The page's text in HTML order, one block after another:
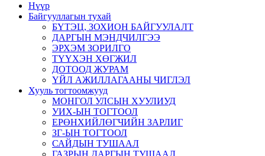
Нүүр
Байгууллагын тухай
БҮТЭЦ, ЗОХИОН БАЙГУУЛАЛТ
ДАРГЫН МЭНДЧИЛГЭЭ
ЭРХЭМ ЗОРИЛГО
ТҮҮХЭН ХӨГЖИЛ
ДОТООД ЖУРАМ
ҮЙЛ АЖИЛЛАГААНЫ ЧИГЛЭЛ
Хууль тогтоомжууд
МОНГОЛ УЛСЫН ХУУЛИУД
УИХ-ЫН ТОГТООЛ
ЕРӨНХИЙЛӨГЧИЙН ЗАРЛИГ
ЗГ-ЫН ТОГТООЛ
САЙДЫН ТУШААЛ
ГАЗРЫН ДАРГЫН ТУШААЛ